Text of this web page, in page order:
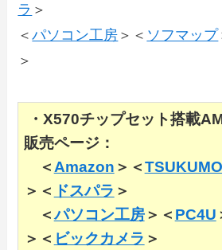
ラ ＞
＜パソコン工房 ＞＜ ソフマップ
＞
・X570チップセット搭載
販売ページ：
＜ Amazon ＞＜TSUKUMO
＞＜ ドスパラ ＞
＜パソコン工房＞＜ PC4U
＞＜ ビックカメラ ＞